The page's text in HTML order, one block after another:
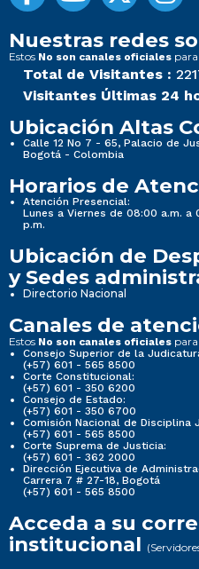
Nuestras redes
Estos No son canales oficiales
Total de Visitantes :
Visitantes Últimas 24
Ubicación Altas
Calle 12 No 7 - 65, Palacio de
Bogotá - Colombia
Horarios de
Atención Presencial:
Lunes a Viernes de 08:00 a.m. a
p.m.
Ubicación de
y Sedes
Directorio Nacional
Canales de
Estos No son canales oficiales
Consejo Superior de la
(+57) 601 - 565 8500
Corte Constitucional:
(+57) 601 - 350 6200
Consejo de Estado:
(+57) 601 - 350 6700
Comisión Nacional de Disciplina
(+57) 601 - 565 8500
Corte Suprema de Justicia:
(+57) 601 - 362 2000
Dirección Ejecutiva de
Carrera 7 # 27-18, Bogotá
(+57) 601 - 565 8500
Acceda a su
institucional